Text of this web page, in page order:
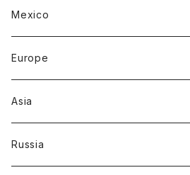
Mexico
Europe
Asia
Russia